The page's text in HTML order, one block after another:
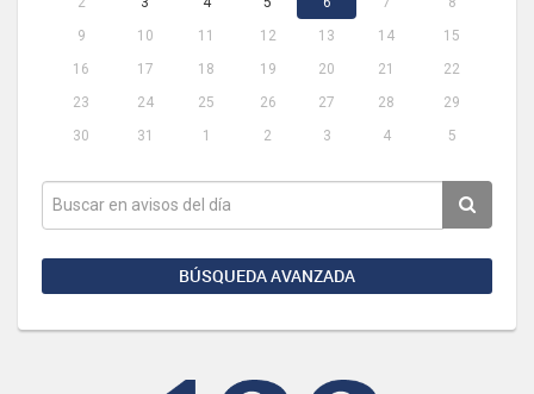
9
10 11 12 13 14
15
16
17 18 19 20 21
22
23
24 25 26 27 28
29
30
31 1 2 3 4 5
BÚSQUEDA AVANZADA